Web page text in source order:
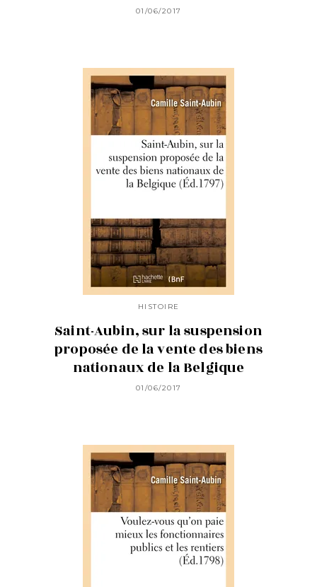
01/06/2017
HISTOIRE
Saint-Aubin, sur la suspension
proposée de la vente des biens
nationaux de la Belgique
01/06/2017